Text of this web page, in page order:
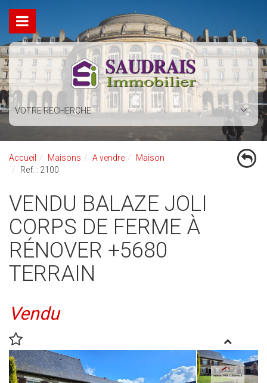
VOTRE RECHERCHE
Accueil Maisons A vendre
Maison
Ref. : 2100
VENDU BALAZE JOLI
CORPS DE FERME À
RÉNOVER +5680
TERRAIN
Vendu